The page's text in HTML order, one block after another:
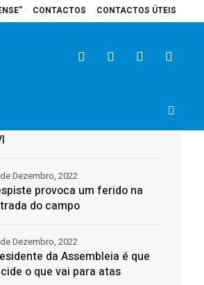
CONTACTOS CONTACTOS ÚTEIS
elétrico para reforçar cuidados na área
provoca um ferido na
do campo
Dezembro, 2022
da Assembleia é que
o que vai para atas
Dezembro, 2022